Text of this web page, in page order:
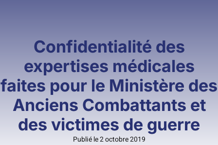
Confidentialité des
expertises médicales
faites pour le Ministère des
Anciens Combattants et
des victimes de guerre
Publié le 2 octobre 2019